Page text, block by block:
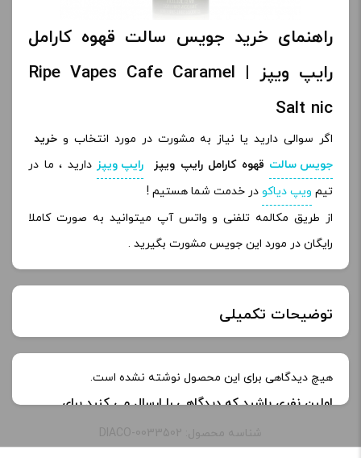
راهنمای خرید جویس سالت قهوه کارامل
رایپ ویپز | Ripe Vapes Cafe Caramel
Salt nic
اگر سوالی دارید یا نیاز به مشورت در مورد انتخاب وخرید
جویس سالت قهوه کارامل رایپ ویپز رایپ ویپز دارید ، ما در
تیم ویپ دیاکو در خدمت شما هستیم !
از طریق مکالمه تلفنی و واتس آپ میتوانید به صورت کاملا
رایگان در مورد این جویس مشورت بگیرید .
توضیحات تکمیلی
خنکی بدون یخ
هیچ دیدگاهی برای این محصول نوشته نشده است.
اولین نفری باشید که دیدگاهی را ارسال می کنید برای
“جویس سالت قهوه کارامل رایپ ویپز | Ripe Vapes Cafe
شناسه محصول: DIACO-0033502